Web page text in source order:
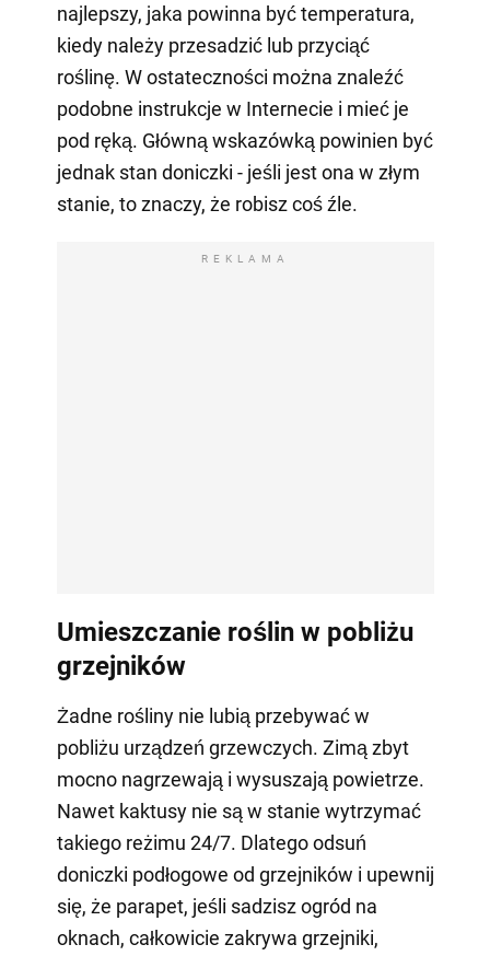
najlepszy, jaka powinna być temperatura,
kiedy należy przesadzić lub przyciąć
roślinę. W ostateczności można znaleźć
podobne instrukcje w Internecie i mieć je
pod ręką. Główną wskazówką powinien być
jednak stan doniczki - jeśli jest ona w złym
stanie, to znaczy, że robisz coś źle.
REKLAMA
Umieszczanie roślin w pobliżu
grzejników
Żadne rośliny nie lubią przebywać w
pobliżu urządzeń grzewczych. Zimą zbyt
mocno nagrzewają i wysuszają powietrze.
Nawet kaktusy nie są w stanie wytrzymać
takiego reżimu 24/7. Dlatego odsuń
doniczki podłogowe od grzejników i upewnij
się, że parapet, jeśli sadzisz ogród na
oknach, całkowicie zakrywa grzejniki,